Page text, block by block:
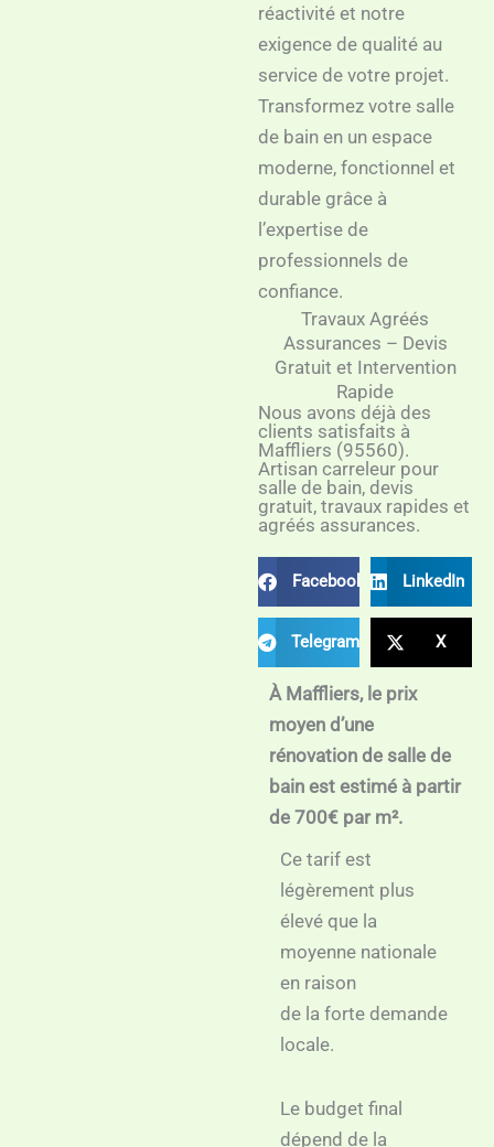
réactivité et notre
exigence de qualité au
service de votre projet.
Transformez votre salle
de bain en un espace
moderne, fonctionnel et
durable grâce à
l’expertise de
professionnels de
confiance.
Travaux Agréés
Assurances – Devis
Gratuit et Intervention
Rapide
Nous avons déjà des
clients satisfaits à
Maffliers (95560).
Artisan carreleur pour
salle de bain, devis
gratuit, travaux rapides et
agréés assurances.
Facebook LinkedIn
Telegram X
À Maffliers, le prix
moyen d’une
rénovation de salle de
bain est estimé à partir
de 700€ par m².
Ce tarif est
légèrement plus
élevé que la
moyenne nationale
en raison
de la forte demande
locale.
Le budget final
dépend de la